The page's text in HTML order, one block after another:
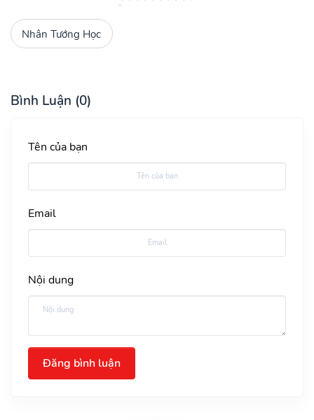
Nhân Tướng Học
Bình Luận (0)
Tên của bạn
Email
Nội dung
Đăng bình luận